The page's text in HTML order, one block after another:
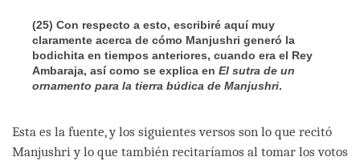
(25) Con respecto a esto, escribiré aquí muy
claramente acerca de cómo Manjushri generó la
bodichita en tiempos anteriores, cuando era el Rey
Ambaraja, así como se explica en El sutra de un
ornamento para la tierra búdica de Manjushri.
Esta es la fuente, y los siguientes versos son lo que recitó
Manjushri y lo que también recitaríamos al tomar los votos